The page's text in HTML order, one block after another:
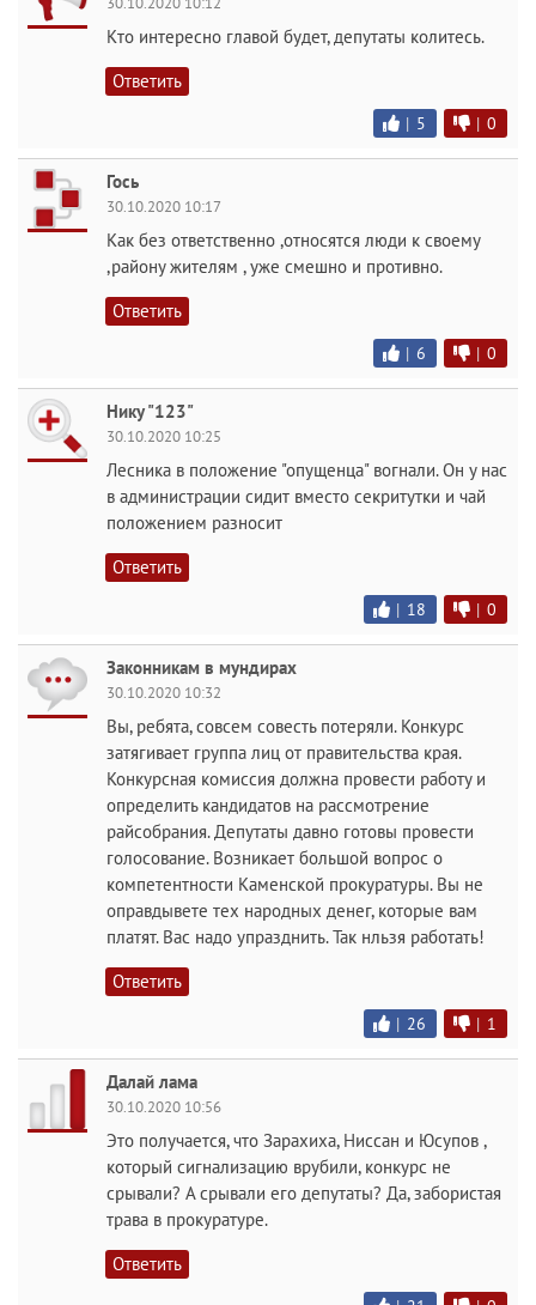
Кто интересно главой будет, депутаты колитесь.
Ответить
| 5 | 0
Гось
30.10.2020 10:17
Как без ответственно ,относятся люди к своему
,району жителям , уже смешно и противно.
Ответить
| 6 | 0
Нику "123"
30.10.2020 10:25
Лесника в положение "опущенца" вогнали. Он у нас
в администрации сидит вместо секритутки и чай
положением разносит
Ответить
| 18 | 0
Законникам в мундирах
30.10.2020 10:32
Вы, ребята, совсем совесть потеряли. Конкурс
затягивает группа лиц от правительства края.
Конкурсная комиссия должна провести работу и
определить кандидатов на рассмотрение
райсобрания. Депутаты давно готовы провести
голосование. Возникает большой вопрос о
компетентности Каменской прокуратуры. Вы не
оправдывете тех народных денег, которые вам
платят. Вас надо упразднить. Так нльзя работать!
Ответить
| 26 | 1
Далай лама
30.10.2020 10:56
Это получается, что Зарахиха, Ниссан и Юсупов ,
который сигнализацию врубили, конкурс не
срывали? А срывали его депутаты? Да, забористая
трава в прокуратуре.
Ответить